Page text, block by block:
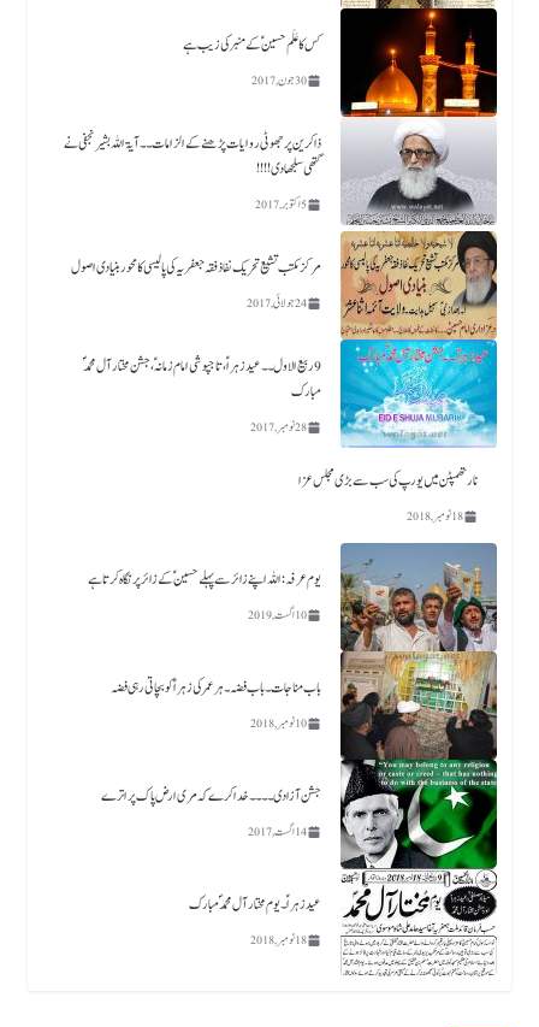
کس کا عَلَم حسین ؑکے منبر کی زیب ہے​
30 جون, 2017
ذاکرین پر جھوٹی روایات پڑھنے کے الزامات ۔۔آیۃ اللہ بشیر نجفی نے
گتھی سلجھا دی!!!!
5 اکتوبر, 2017
مرکز مکتب تشیع تحریک نفاذفقہ جعفریہ کی پالیسی کا محور بنیادی اصول
24 جولائی, 2017
9 ربیع الاول ۔۔ عید زہراؑ، تاجپوشی امام زمانہؑ ،جشن مختار آل محمدؐ
مبارک
28 نومبر, 2017
نارتھمپٹن میں یورپ کی سب سے بڑی مجلس عزا
18 نومبر, 2018
یوم عرفہ :اللہ اپنے زائر سے پہلے حسینؑ کے زائر پر نگاہ کرتا ہے
10 اگست, 2019
باب مناجات ۔باب فضہ ۔ ہر عمر کی زہرا ؑ کو بچاتی رہی فضہ
10 نومبر, 2018
جشن آزادی ۔۔۔۔خدا کرے کہ مری ارض پاک پر اترے
14 اگست, 2017
عید زہراؑ ۔ یوم مختار آل محمد ؐ مبارک
18 نومبر, 2018